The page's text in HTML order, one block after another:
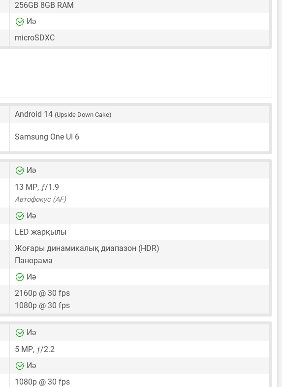
256GB 8GB RAM
Иә
microSDXC
Android 14 (Upside Down Cake)
Samsung One UI 6
Иә
13 MP, ƒ/1.9
Автофокус (AF)
Иә
LED жарқылы
Жоғары динамикалық диапазон (HDR)
Панорама
Иә
2160p @ 30 fps
1080p @ 30 fps
Иә
5 MP, ƒ/2.2
Иә
1080p @ 30 fps